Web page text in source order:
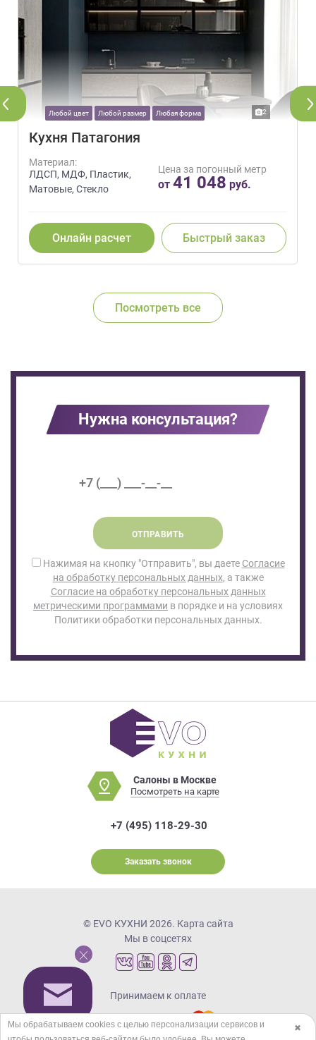
Любой цвет Любой размер Любая форма 2
Кухня Патагония
Материал:
ЛДСП, МДФ, Пластик,
Матовые, Стекло
Цена за погонный метр
от 41 048 руб.
Онлайн расчет Быстрый заказ
Посмотреть все
Нужна консультация?
ОТПРАВИТЬ
Нажимая на кнопку "Отправить", вы даете Согласие
на обработку персональных данных, а также
Согласие на обработку персональных данных
метрическими программами в порядке и на условиях
Политики обработки персональных данных.
Салоны в Москве
Посмотреть на карте
+7 (495) 118-29-30
Заказать звонок
© EVO КУХНИ 2026. Карта сайта
Мы в соцсетях
Принимаем к оплате
✖
Мы обрабатываем cookies с целью персонализации сервисов и